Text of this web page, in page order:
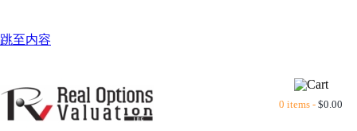
跳至内容
0 items -$0.00